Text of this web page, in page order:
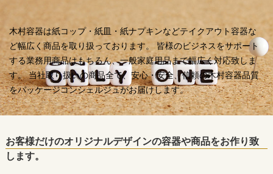
木村容器は紙コップ・紙皿・紙ナプキンなどテイクアウト容器な
ど幅広く商品を取り扱っております。皆様のビジネスをサポート
する業務用商品はもちろん、一般家庭用品まで幅広く対応致しま
す。当社取り扱いの商品全て、安心・安全、信頼の木村容器品質
をパッケージコンシェルジュがお届けします。
お客様だけのオリジナルデザインの容器や商品をお作り致
します。